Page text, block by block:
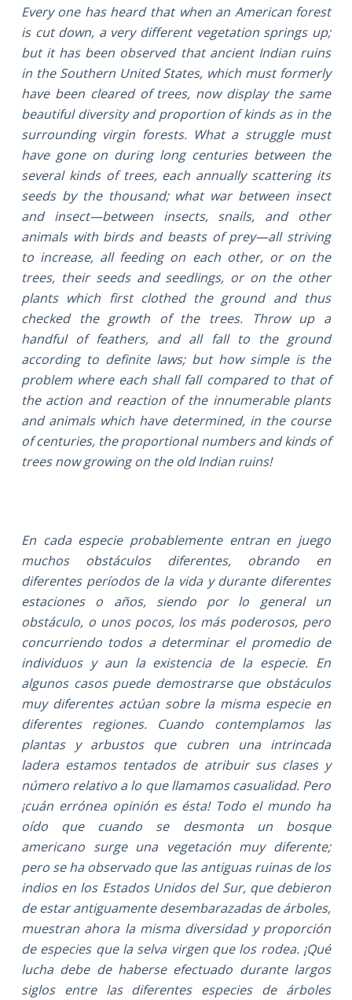
Every one has heard that when an American forest
is cut down, a very different vegetation springs up;
but it has been observed that ancient Indian ruins
in the Southern United States, which must formerly
have been cleared of trees, now display the same
beautiful diversity and proportion of kinds as in the
surrounding virgin forests. What a struggle must
have gone on during long centuries between the
several kinds of trees, each annually scattering its
seeds by the thousand; what war between insect
and insect—between insects, snails, and other
animals with birds and beasts of prey—all striving
to increase, all feeding on each other, or on the
trees, their seeds and seedlings, or on the other
plants which first clothed the ground and thus
checked the growth of the trees. Throw up a
handful of feathers, and all fall to the ground
according to definite laws; but how simple is the
problem where each shall fall compared to that of
the action and reaction of the innumerable plants
and animals which have determined, in the course
of centuries, the proportional numbers and kinds of
trees now growing on the old Indian ruins!
En cada especie probablemente entran en juego
muchos obstáculos diferentes, obrando en
diferentes períodos de la vida y durante diferentes
estaciones o años, siendo por lo general un
obstáculo, o unos pocos, los más poderosos, pero
concurriendo todos a determinar el promedio de
individuos y aun la existencia de la especie. En
algunos casos puede demostrarse que obstáculos
muy diferentes actúan sobre la misma especie en
diferentes regiones. Cuando contemplamos las
plantas y arbustos que cubren una intrincada
ladera estamos tentados de atribuir sus clases y
número relativo a lo que llamamos casualidad. Pero
¡cuán errónea opinión es ésta! Todo el mundo ha
oído que cuando se desmonta un bosque
americano surge una vegetación muy diferente;
pero se ha observado que las antiguas ruinas de los
indios en los Estados Unidos del Sur, que debieron
de estar antiguamente desembarazadas de árboles,
muestran ahora la misma diversidad y proporción
de especies que la selva virgen que los rodea. ¡Qué
lucha debe de haberse efectuado durante largos
siglos entre las diferentes especies de árboles